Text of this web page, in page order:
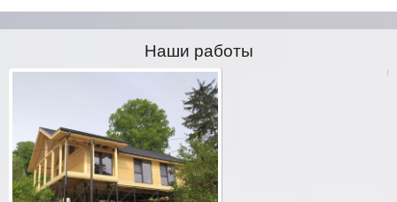
Наши работы